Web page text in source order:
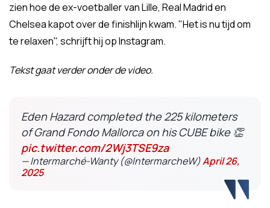
zien hoe de ex-voetballer van Lille, Real Madrid en
Chelsea kapot over de finishlijn kwam. "Het is nu tijd om
te relaxen", schrijft hij op Instagram.
Tekst gaat verder onder de video.
Eden Hazard completed the 225 kilometers
of Grand Fondo Mallorca on his CUBE bike 👏
pic.twitter.com/2Wj3TSE9za
— Intermarché-Wanty (@IntermarcheW)April 26,
2025